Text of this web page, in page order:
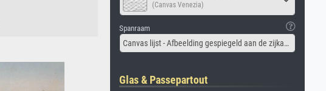
(Canvas Venezia)
Spanraam
Canvas lijst - Afbeelding gespiegeld aan de zijkant
Glas & Passepartout